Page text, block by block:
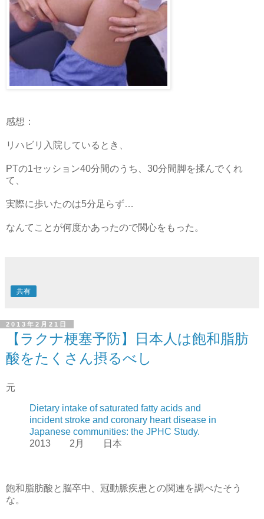
感想：
リハビリ入院しているとき、
PTの1セッション40分間のうち、30分間脚を揉んでくれ
て、
実際に歩いたのは5分足らず…
なんてことが何度かあったので関心をもった。
共有
2013年2月21日
【ラクナ梗塞予防】日本人は飽和脂肪
酸をたくさん摂るべし
元
Dietary intake of saturated fatty acids and
incident stroke and coronary heart disease in
Japanese communities: the JPHC Study.
2013 2月 日本
飽和脂肪酸と脳卒中、冠動脈疾患との関連を調べたそう
な。